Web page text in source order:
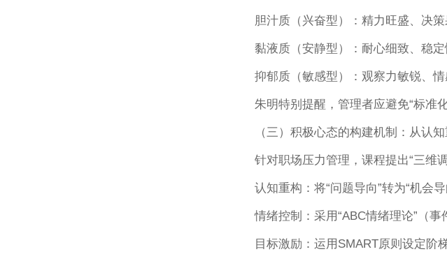
胆汁质（兴奋型）：精力旺盛、决
黏液质（安静型）：耐心细致、稳
抑郁质（敏感型）：观察力敏锐、
朱明特别提醒，管理者应避免“标准
（三）积极心态的构建机制：从认
针对职场压力管理，课程提出“三维调
认知重构：将“问题导向”转为“机会
情绪控制：采用“ABC情绪理论”（
目标激励：运用SMART原则设定阶